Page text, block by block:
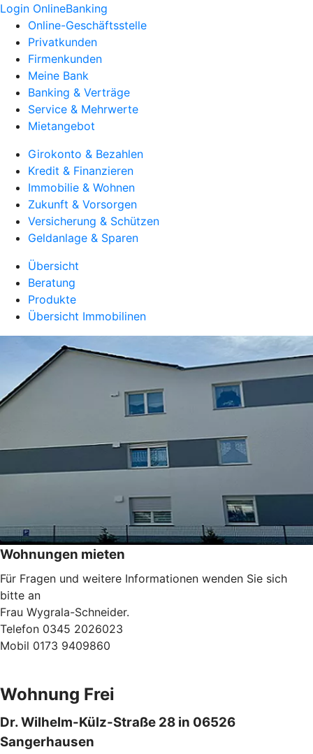
Login OnlineBanking
Online-Geschäftsstelle
Privatkunden
Firmenkunden
Meine Bank
Banking & Verträge
Service & Mehrwerte
Mietangebot
Girokonto & Bezahlen
Kredit & Finanzieren
Immobilie & Wohnen
Zukunft & Vorsorgen
Versicherung & Schützen
Geldanlage & Sparen
Übersicht
Beratung
Produkte
Übersicht Immobilinen
Wohnungen mieten
Für Fragen und weitere Informationen wenden Sie sich
bitte an
Frau Wygrala-Schneider.
Telefon 0345 2026023
Mobil 0173 9409860
Wohnung Frei
Dr. Wilhelm-Külz-Straße 28 in 06526
Sangerhausen